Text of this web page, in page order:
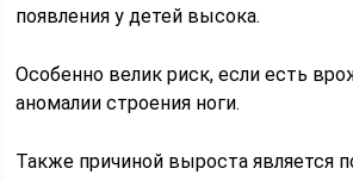
появления у детей высока.
Особенно велик риск, если есть
аномалии строения ноги.
Также причиной выроста является